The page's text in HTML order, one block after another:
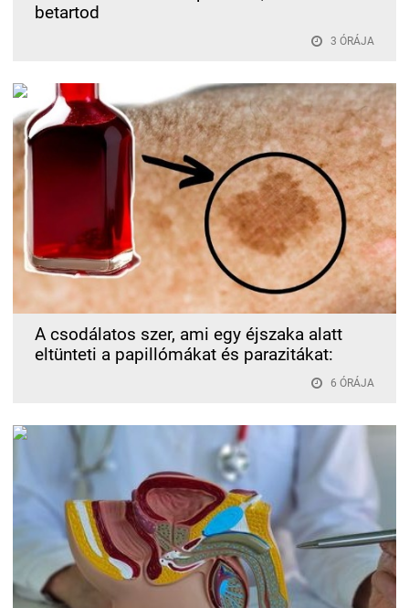
betartod
3 ÓRÁJA
A csodálatos szer, ami egy éjszaka alatt
eltünteti a papillómákat és parazitákat:
6 ÓRÁJA